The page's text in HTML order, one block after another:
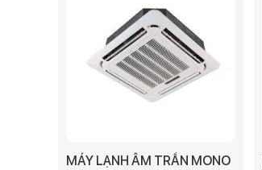
MÁY LẠNH ÂM TRẦN MONO